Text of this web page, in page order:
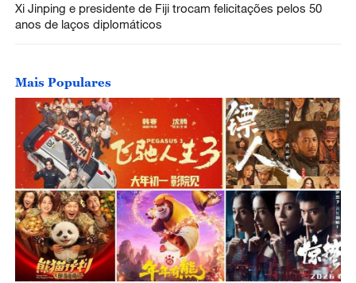
Xi Jinping e presidente de Fiji trocam felicitações pelos 50
anos de laços diplomáticos
Mais Populares